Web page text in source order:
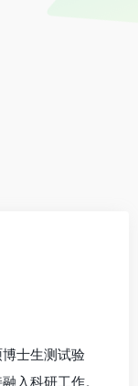
士生测试验
入科研工作。